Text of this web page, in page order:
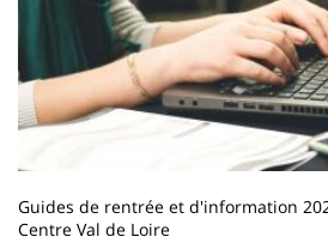
Guides de rentrée et d'information
Centre Val de Loire